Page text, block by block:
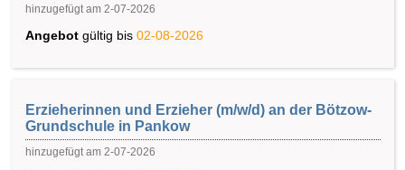
hinzugefügt am 2-07-2026
Angebot gültig bis 02-08-2026
Erzieherinnen und Erzieher (m/w/d) an der Bötzow-
Grundschule in Pankow
hinzugefügt am 2-07-2026